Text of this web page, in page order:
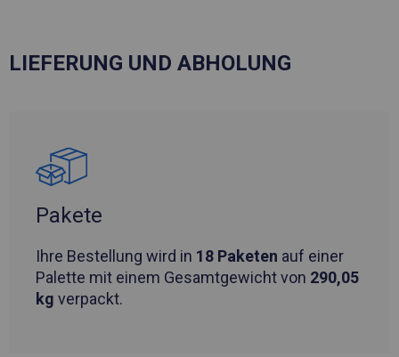
LIEFERUNG UND ABHOLUNG
Pakete
Ihre Bestellung wird in 18 Paketen auf einer
Palette mit einem Gesamtgewicht von 290,05
kg verpackt.